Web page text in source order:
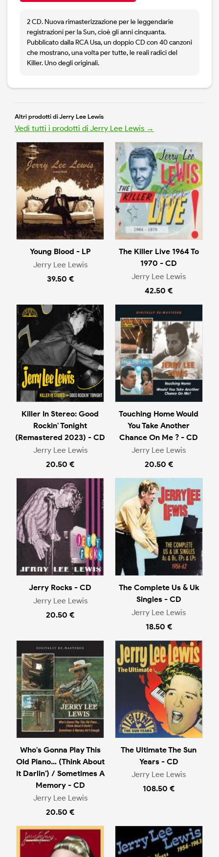
2 CD. Nuova rimasterizzazione per le leggendarie
registrazioni per la Sun, cioè gli anni cinquanta.
Pubblicato dalla RCA Usa, un doppio CD con 40 canzoni
che mostrano, una volta per tutte, le reali radici del
Killer. Uno degli originali.
Altri prodotti di Jerry Lee Lewis
Vedi tutti i prodotti di Jerry Lee Lewis →
Young Blood - LP
Jerry Lee Lewis
39.50 €
The Killer Live 1964 To
1970 - CD
Jerry Lee Lewis
42.50 €
Killer In Stereo: Good
Rockin' Tonight
(Remastered 2023) - CD
Jerry Lee Lewis
20.50 €
Touching Home Would
You Take Another
Chance On Me ? - CD
Jerry Lee Lewis
20.50 €
Jerry Rocks - CD
Jerry Lee Lewis
20.50 €
The Complete Us & Uk
Singles - CD
Jerry Lee Lewis
18.50 €
Who's Gonna Play This
Old Piano… (Think About
It Darlin') / Sometimes A
Memory - CD
Jerry Lee Lewis
20.50 €
The Ultimate The Sun
Years - CD
Jerry Lee Lewis
108.50 €